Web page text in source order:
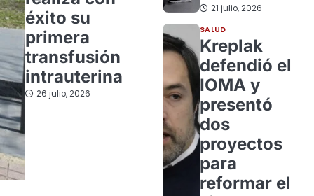
éxito su
primera
transfusión
intrauterina
26 julio, 2026
21 julio, 2026
SALUD
Kreplak
defendió el
IOMA y
presentó
dos
proyectos
para
reformar el